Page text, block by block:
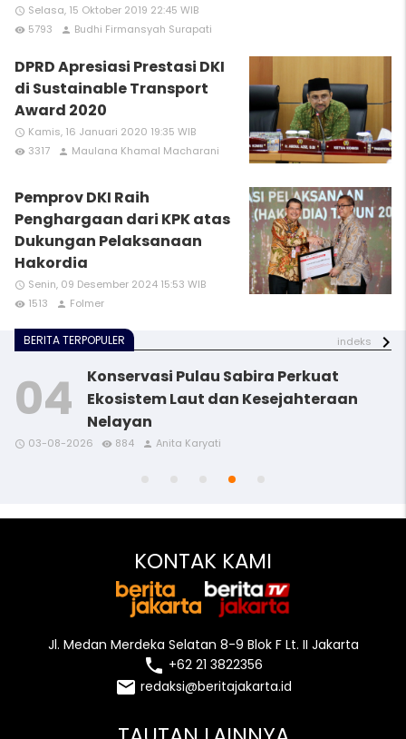
access_time Selasa, 15 Oktober 2019 22:45 WIB
remove_red_eye 5793 person Budhi Firmansyah Surapati
DPRD Apresiasi Prestasi DKI
di Sustainable Transport
Award 2020
access_time Kamis, 16 Januari 2020 19:35 WIB
remove_red_eye 3317 person Maulana Khamal Macharani
Pemprov DKI Raih
Penghargaan dari KPK atas
Dukungan Pelaksanaan
Hakordia
access_time Senin, 09 Desember 2024 15:53 WIB
remove_red_eye 1513 person Folmer
BERITA TERPOPULER indeks
access_time
access_time
access_time
Konservasi Pulau Sabira Perkuat
Ekosistem Laut dan Kesejahteraan
Nelayan
access_time 03-08-2026 remove_red_eye 884 person Anita Karyati
access_time
KONTAK KAMI
Jl. Medan Merdeka Selatan 8-9 Blok F Lt. II Jakarta
local_phone +62 21 3822356
email redaksi@beritajakarta.id